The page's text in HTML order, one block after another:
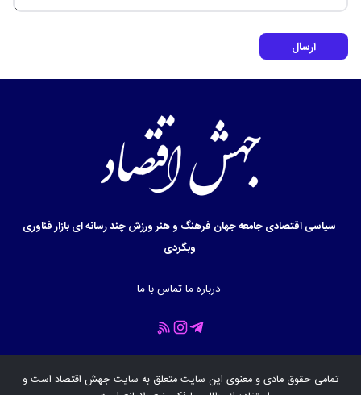
ارسال
سیاسیاقتصادیجامعهجهان فرهنگ و هنرورزشچند رسانه ایبازارفناوری
وبگردی
درباره ماتماس با ما
تمامی حقوق مادی و معنوی این سایت متعلق به سایتجهش اقتصاد است و